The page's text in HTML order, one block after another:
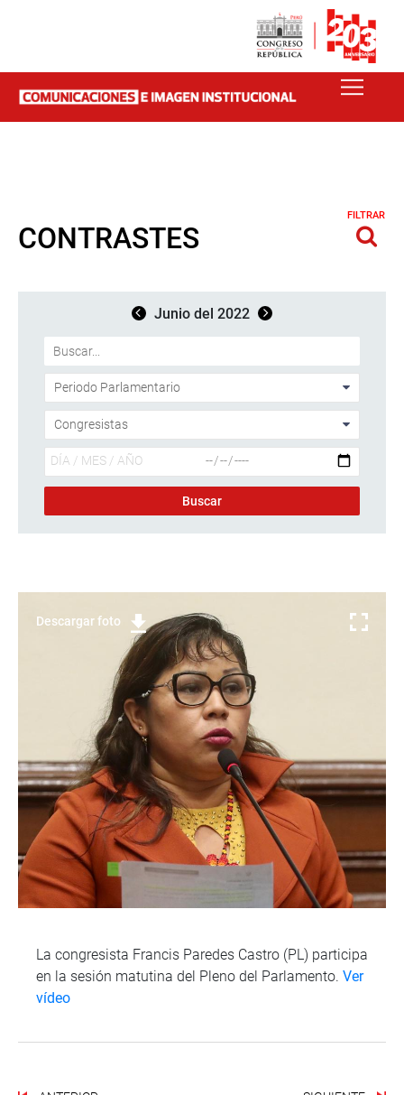
CONTRASTES
FILTRAR
Junio del 2022
Descargar foto
La congresista Francis Paredes Castro (PL) participa
en la sesión matutina del Pleno del Parlamento. Ver
vídeo